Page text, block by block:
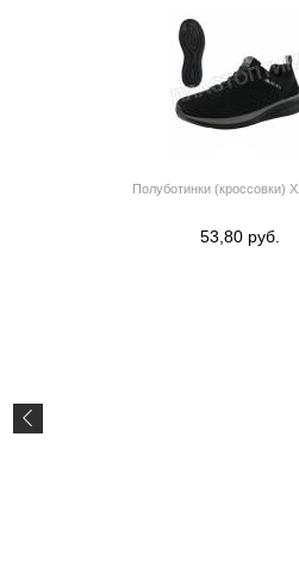
Полуботинки (кроссовки)
53,80 руб.